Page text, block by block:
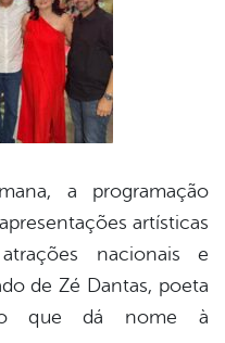
a programação
artísticas
nacionais e
de Zé Dantas, poeta
que dá nome à